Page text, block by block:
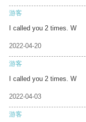
游客
I called you 2 times. W
2022-04-20
游客
I called you 2 times. W
2022-04-03
游客